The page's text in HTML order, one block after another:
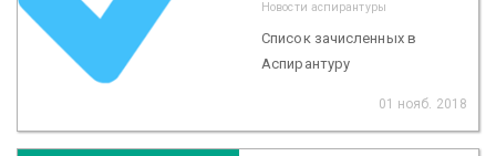
Новости аспирантуры
Список зачисленных в
Аспирантуру
01 нояб. 2018